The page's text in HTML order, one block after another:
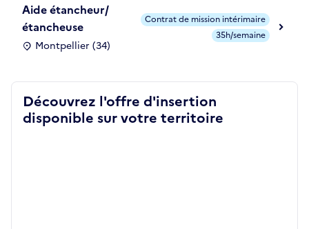
Aide étancheur/
étancheuse
Montpellier (34)
Contrat de mission intérimaire
35h/semaine
Découvrez l'offre d'insertion
disponible sur votre territoire